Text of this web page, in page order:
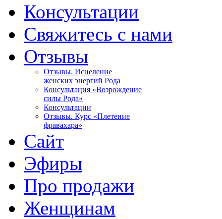
Консультации
Свяжитесь с нами
Отзывы
Отзывы. Исцеление
женских энергий Рода
Консультация «Возрождение
силы Рода»
Консультации
Отзывы. Курс «Плетение
фравахара»
Сайт
Эфиры
Про продажи
Женщинам